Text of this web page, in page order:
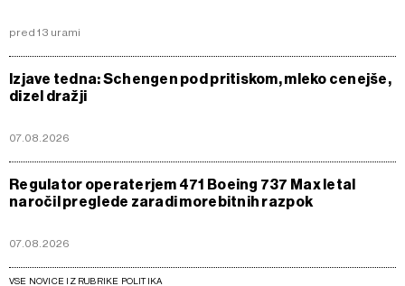
pred 13 urami
Izjave tedna: Schengen pod pritiskom, mleko cenejše,
dizel dražji
07.08.2026
Regulator operaterjem 471 Boeing 737 Max letal
naročil preglede zaradi morebitnih razpok
07.08.2026
VSE NOVICE IZ RUBRIKE POLITIKA